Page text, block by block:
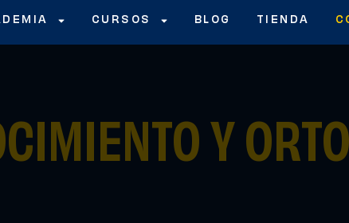
CURSOS BLOG TIENDA
Y